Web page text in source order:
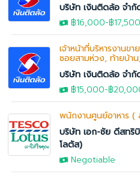
บริษัท เงินติดล้อ จำกั
฿16,000-฿17,500
เจ้าหน้าที่บริหารงานข
ซอยสามห่วง, ท้ายบ้าน,
บริษัท เงินติดล้อ จำกั
฿15,000-฿
พนักงานศูนย์อาหาร (
บริษัท เอก-ชัย ดีสทริ
โลตัส)
Negotiable